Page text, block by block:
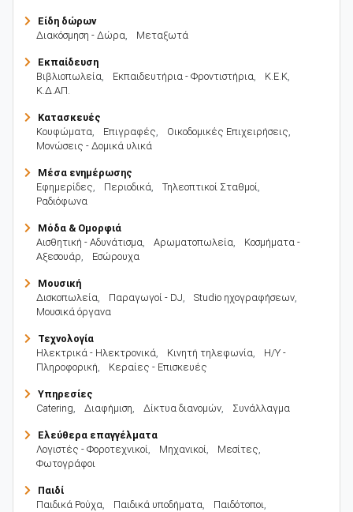
Είδη δώρων
Διακόσμηση - Δώρα, Μεταξωτά
Εκπαίδευση
Βιβλιοπωλεία, Εκπαιδευτήρια - Φροντιστήρια, Κ.Ε.Κ,
Κ.Δ.ΑΠ.
Κατασκευές
Κουφώματα, Επιγραφές, Οικοδομικές Επιχειρήσεις,
Μονώσεις - Δομικά υλικά
Μέσα ενημέρωσης
Εφημερίδες, Περιοδικά, Τηλεοπτικοί Σταθμοί,
Ραδιόφωνα
Μόδα & Ομορφιά
Αισθητική - Αδυνάτισμα, Αρωματοπωλεία,
Κοσμήματα -
Αξεσουάρ, Εσώρουχα
Μουσική
Δισκοπωλεία, Παραγωγοί - DJ, Studio ηχογραφήσεων,
Μουσικά όργανα
Τεχνολογία
Ηλεκτρικά - Ηλεκτρονικά, Κινητή τηλεφωνία,
Η/Υ -
Πληροφορική, Κεραίες - Επισκευές
Υπηρεσίες
Catering, Διαφήμιση, Δίκτυα διανομών, Συνάλλαγμα
Ελεύθερα επαγγέλματα
Λογιστές - Φοροτεχνικοί, Μηχανικοί, Μεσίτες,
Φωτογράφοι
Παιδί
Παιδικά Ρούχα, Παιδικά υποδήματα, Παιδότοποι,